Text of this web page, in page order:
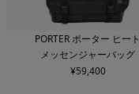
PORTER ポーター ヒート
メッセンジャーバッグ
¥59,400